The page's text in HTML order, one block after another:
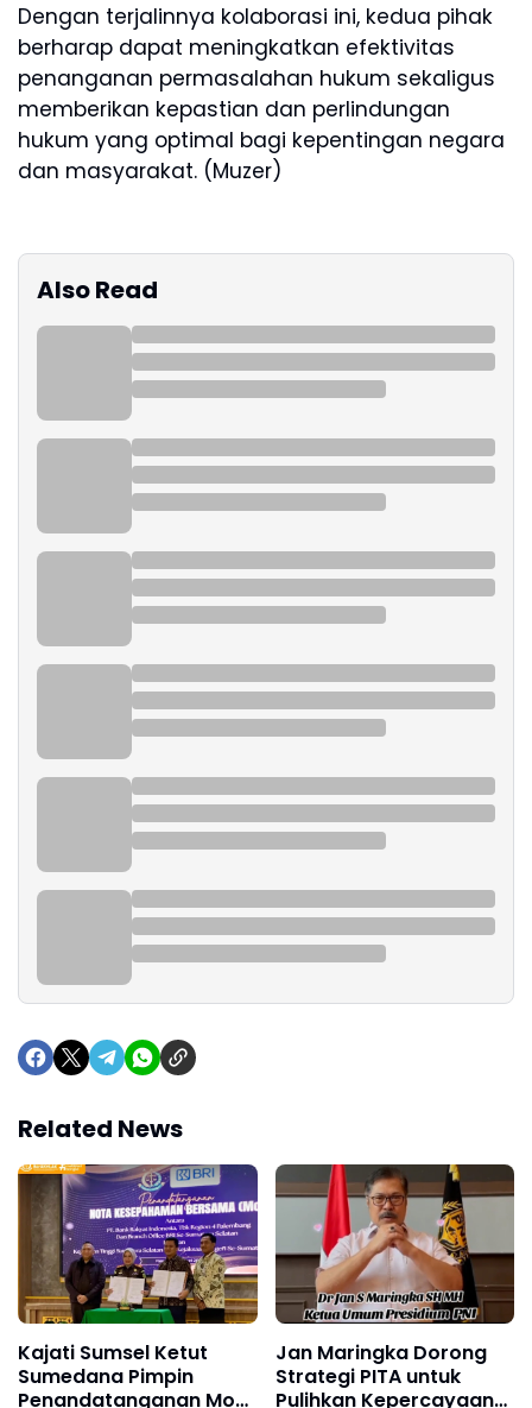
Dengan terjalinnya kolaborasi ini, kedua pihak
berharap dapat meningkatkan efektivitas
penanganan permasalahan hukum sekaligus
memberikan kepastian dan perlindungan
hukum yang optimal bagi kepentingan negara
dan masyarakat. (Muzer)
Also Read
Related News
Kajati Sumsel Ketut
Sumedana Pimpin
Penandatanganan MoU
Jan Maringka Dorong
Strategi PITA untuk
Pulihkan Kepercayaan